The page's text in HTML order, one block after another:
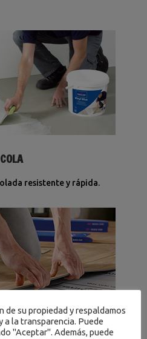
COLA
resistente y rápida.
DE INSTALACIÓN
de su propiedad y respaldamos
a la transparencia. Puede
"Aceptar". Además, puede